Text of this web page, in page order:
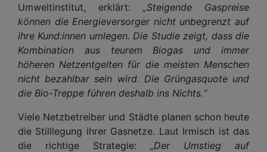
Umweltinstitut, erklärt: „Steigende Gaspreise
können die Energieversorger nicht unbegrenzt auf
ihre Kund:innen umlegen. Die Studie zeigt, dass die
Kombination aus teurem Biogas und immer
höheren Netzentgelten für die meisten Menschen
nicht bezahlbar sein wird. Die Grüngasquote und
die Bio-Treppe führen deshalb ins Nichts.“
Viele Netzbetreiber und Städte planen schon heute
die Stilllegung ihrer Gasnetze. Laut Irmisch ist das
die richtige Strategie: „Der Umstieg auf